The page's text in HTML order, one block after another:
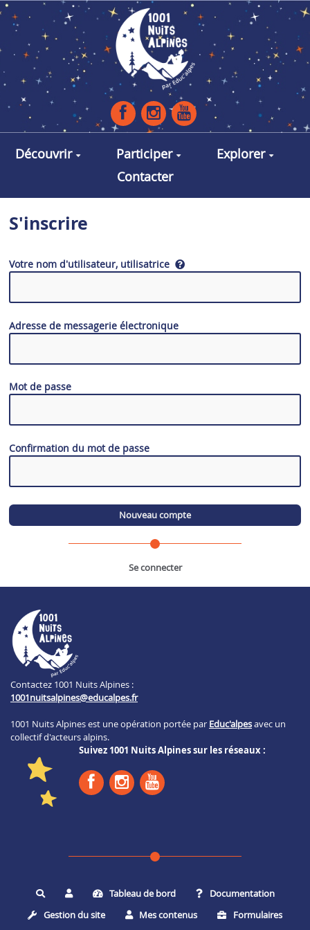
Aller au contenu principal
Découvrir Participer
Explorer
Contacter
S'inscrire
Votre nom d'utilisateur, utilisatrice
Adresse de messagerie électronique
Mot de passe
Confirmation du mot de passe
Se connecter
Contactez 1001 Nuits Alpines :
1001nuitsalpines@educalpes.fr
1001 Nuits Alpines est une opération portée par Educ'alpesavec un
collectif d'acteurs alpins.
Suivez 1001 Nuits Alpines sur les réseaux :
Rechercher Tableau de bord
Documentation
Gestion du site
Mes contenus Formulaires